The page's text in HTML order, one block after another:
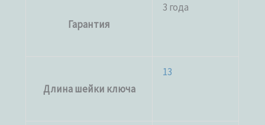
Гарантия
3 года
Длина шейки ключа
13